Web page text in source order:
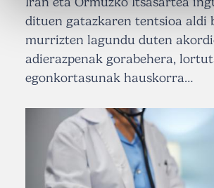
dituen gatazkaren tentsioa aldi
murrizten lagundu duten
adierazpenak gorabehera,
egonkortasunak hauskorra…